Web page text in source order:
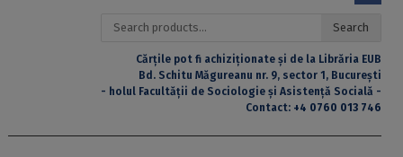
Search
Search
Cărțile pot fi achiziționate și de la Librăria EUB
Bd. Schitu Măgureanu nr. 9, sector 1, București
- holul Facultății de Sociologie și Asistență Socială -
Contact: +4 0760 013 746